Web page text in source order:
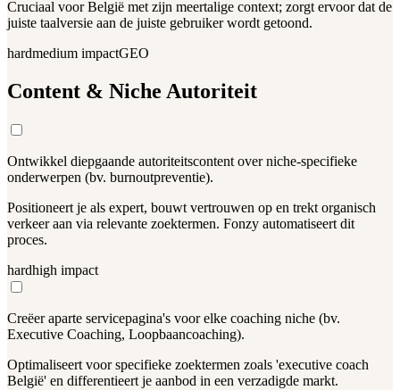
Cruciaal voor België met zijn meertalige context; zorgt ervoor dat de
juiste taalversie aan de juiste gebruiker wordt getoond.
hardmedium impactGEO
Content & Niche Autoriteit
Ontwikkel diepgaande autoriteitscontent over niche-specifieke
onderwerpen (bv. burnoutpreventie).
Positioneert je als expert, bouwt vertrouwen op en trekt organisch
verkeer aan via relevante zoektermen. Fonzy automatiseert dit
proces.
hardhigh impact
Creëer aparte servicepagina's voor elke coaching niche (bv.
Executive Coaching, Loopbaancoaching).
Optimaliseert voor specifieke zoektermen zoals 'executive coach
België' en differentieert je aanbod in een verzadigde markt.